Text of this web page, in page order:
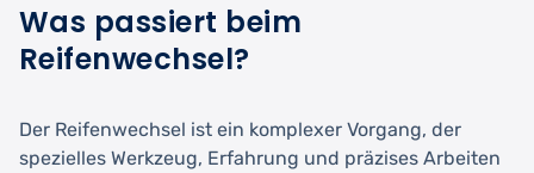
Was passiert beim
Reifenwechsel?
Der Reifenwechsel ist ein komplexer Vorgang, der
spezielles Werkzeug, Erfahrung und präzises Arbeiten